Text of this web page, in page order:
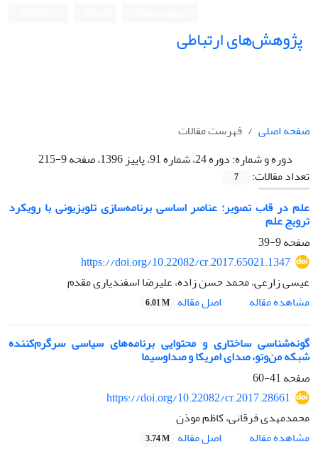
پژوهش‌های ارتباطی
صفحه اصلی
فهرست مقالات
دوره و شماره:دوره 24، شماره 91، پاییز 1396، صفحه 9-215
تعداد مقالات:
7
علم در قاب تصویر:‌ عناصر اساسی برنامه‌سازی تلویزیونی با رویکرد
ترویج علم
صفحه9-39
https://doi.org/10.22082/cr.2017.65021.1347
عیسی زارعی، محمد حسن زاده، علیرضا اسفندیاری مقدم
مشاهده مقاله
اصل مقاله 6.01 M
گونه‌شناسی ساختاری و محتوایی برنامه‌های سیاسی سرگرم‌کننده
شبکه من‌‌وتو، صدای امریکا و صداوسیما
صفحه41-60
https://doi.org/10.22082/cr.2017.28661
محمدمهدی فرقانی، کاظم موذن
مشاهده مقاله
اصل مقاله 3.74 M